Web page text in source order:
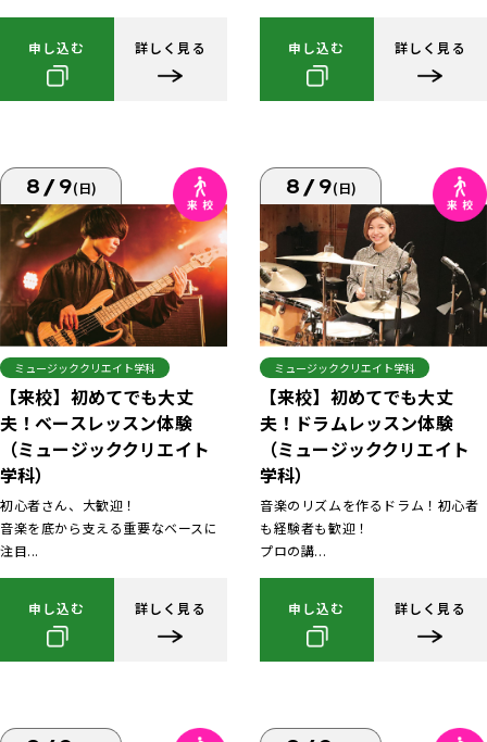
申し込む 詳しく見る 申し込む 詳しく見る
8/9(日)
ミュージッククリエイト学科
【来校】初めてでも大丈
夫！ベースレッスン体験
（ミュージッククリエイト
学科）
初心者さん、大歓迎！
音楽を底から支える重要なベースに
注目...
申し込む 詳しく見る
8/9(日)
ミュージッククリエイト学科
【来校】初めてでも大丈
夫！ドラムレッスン体験
（ミュージッククリエイト
学科）
音楽のリズムを作るドラム！初心者
も経験者も歓迎！
プロの講...
申し込む 詳しく見る